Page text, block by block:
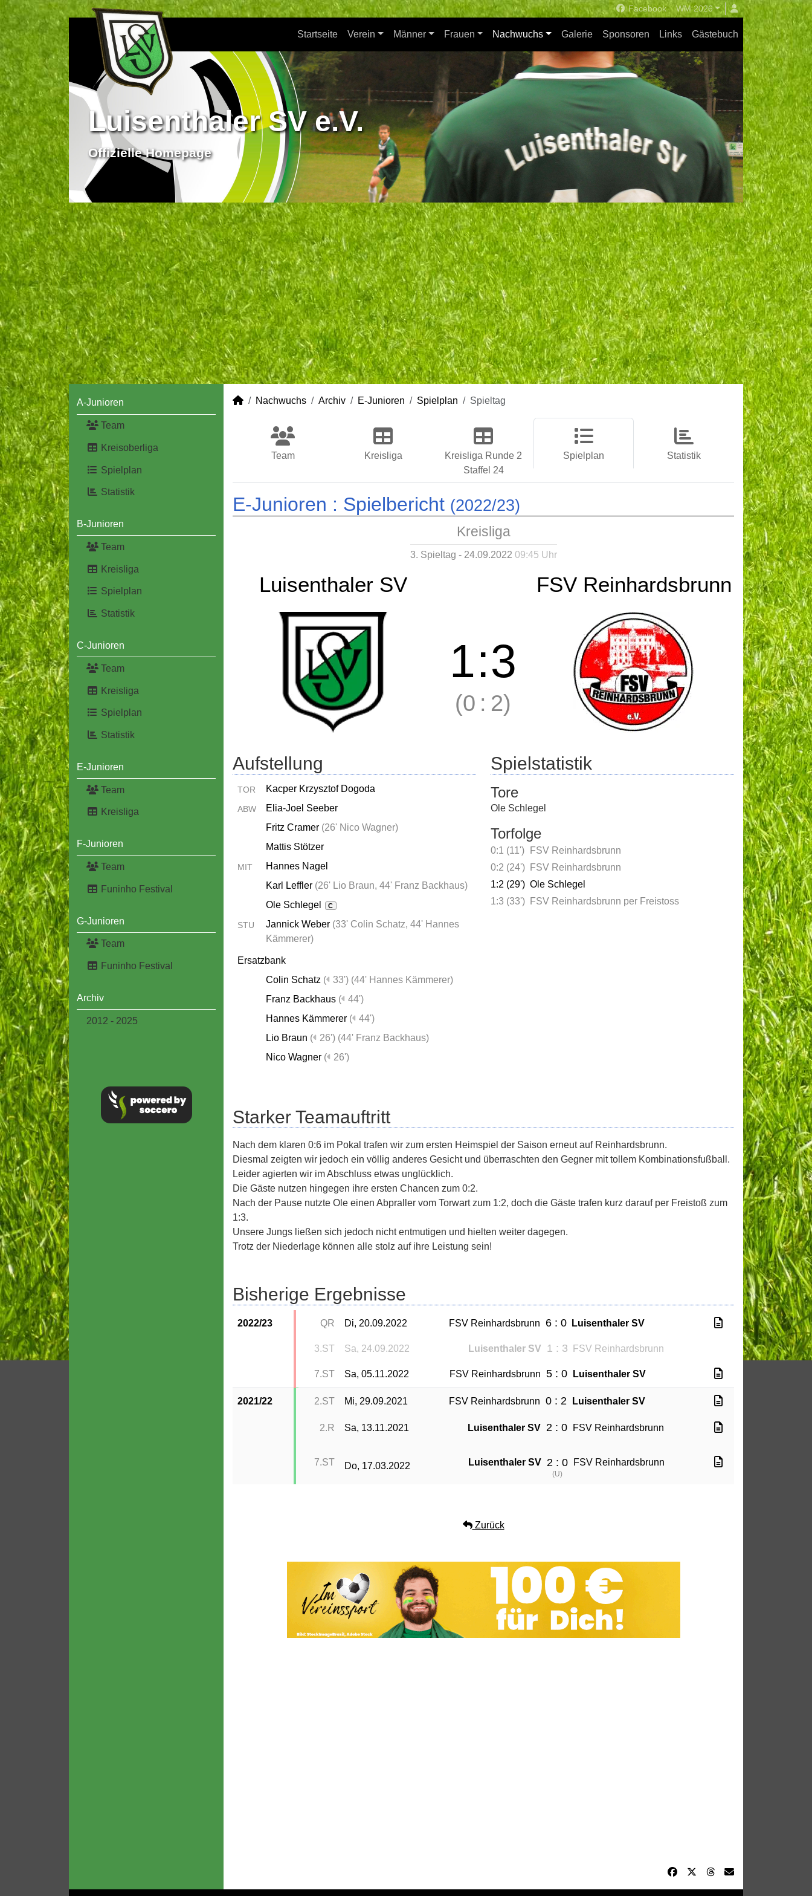
Facebook WM 2026
Startseite Verein Männer Frauen Nachwuchs Galerie Sponsoren Links Gästebuch
Luisenthaler SV e.V.
Offizielle Homepage
A-Junioren
Team
Kreisoberliga
Spielplan
Statistik
B-Junioren
Team
Kreisliga
Spielplan
Statistik
C-Junioren
Team
Kreisliga
Spielplan
Statistik
E-Junioren
Team
Kreisliga
F-Junioren
Team
Funinho Festival
G-Junioren
Team
Funinho Festival
Archiv
2012 - 2025
Nachwuchs Archiv E-Junioren Spielplan Spieltag
Team Kreisliga
Kreisliga Runde 2
Staffel 24
Spielplan Statistik
E-Junioren : Spielbericht (2022/23)
Kreisliga
3. Spieltag - 24.09.2022 09:45 Uhr
Luisenthaler SV FSV Reinhardsbrunn
1:3
(0 : 2)
Aufstellung
TOR Kacper Krzysztof Dogoda
ABW
Elia-Joel Seeber
Fritz Cramer (26' Nico Wagner)
Mattis Stötzer
MIT
Hannes Nagel
Karl Leffler (26' Lio Braun, 44' Franz Backhaus)
Ole Schlegel
C
STU Jannick Weber (33' Colin Schatz, 44' Hannes
Kämmerer)
Ersatzbank
Colin Schatz ( 33') (44' Hannes Kämmerer)
Franz Backhaus (
44')
Hannes Kämmerer (
44')
Lio Braun ( 26') (44' Franz Backhaus)
Nico Wagner ( 26')
Spielstatistik
Tore
Ole Schlegel
Torfolge
0:1 (11')
FSV Reinhardsbrunn
0:2 (24')
FSV Reinhardsbrunn
1:2 (29') Ole Schlegel
1:3 (33')
FSV Reinhardsbrunn per Freistoss
Starker Teamauftritt
Nach dem klaren 0:6 im Pokal trafen wir zum ersten Heimspiel der Saison erneut auf Reinhardsbrunn.
Diesmal zeigten wir jedoch ein völlig anderes Gesicht und überraschten den Gegner mit tollem Kombinationsfußball.
Leider agierten wir im Abschluss etwas unglücklich.
Die Gäste nutzen hingegen ihre ersten Chancen zum 0:2.
Nach der Pause nutzte Ole einen Abpraller vom Torwart zum 1:2, doch die Gäste trafen kurz darauf per Freistoß zum
1:3.
Unsere Jungs ließen sich jedoch nicht entmutigen und hielten weiter dagegen.
Trotz der Niederlage können alle stolz auf ihre Leistung sein!
Bisherige Ergebnisse
2022/23 QR Di, 20.09.2022 FSV Reinhardsbrunn 6 : 0 Luisenthaler SV
3.ST Sa, 24.09.2022 Luisenthaler SV 1 : 3 FSV Reinhardsbrunn
7.ST Sa, 05.11.2022 FSV Reinhardsbrunn 5 : 0 Luisenthaler SV
2021/22 2.ST Mi, 29.09.2021 FSV Reinhardsbrunn 0 : 2 Luisenthaler SV
2.R Sa, 13.11.2021 Luisenthaler SV 2 : 0 FSV Reinhardsbrunn
7.ST Do, 17.03.2022 Luisenthaler SV 2 : 0
(U)
FSV Reinhardsbrunn
Zurück